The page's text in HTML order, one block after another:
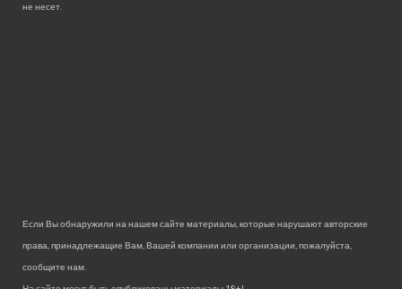
не несет.
Если Вы обнаружили на нашем сайте материалы, которые нарушают авторские
права, принадлежащие Вам, Вашей компании или организации, пожалуйста,
сообщите нам.